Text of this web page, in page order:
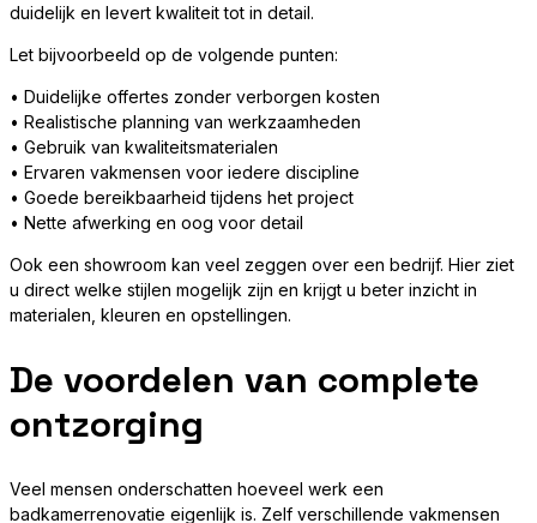
duidelijk en levert kwaliteit tot in detail.
Let bijvoorbeeld op de volgende punten:
• Duidelijke offertes zonder verborgen kosten
• Realistische planning van werkzaamheden
• Gebruik van kwaliteitsmaterialen
• Ervaren vakmensen voor iedere discipline
• Goede bereikbaarheid tijdens het project
• Nette afwerking en oog voor detail
Ook een showroom kan veel zeggen over een bedrijf. Hier ziet
u direct welke stijlen mogelijk zijn en krijgt u beter inzicht in
materialen, kleuren en opstellingen.
De voordelen van complete
ontzorging
Veel mensen onderschatten hoeveel werk een
badkamerrenovatie eigenlijk is. Zelf verschillende vakmensen